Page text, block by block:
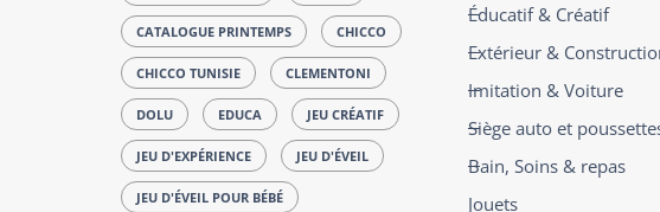
CATALOGUE PRINTEMPS CHICCO
CHICCO TUNISIE CLEMENTONI
DOLU EDUCA JEU CRÉATIF
JEU D'EXPÉRIENCE JEU D'ÉVEIL
JEU D'ÉVEIL POUR BÉBÉ
Éducatif & Créatif
Extérieur &
Imitation & Voiture
Siège auto et
Bain, Soins & repas
Jouets